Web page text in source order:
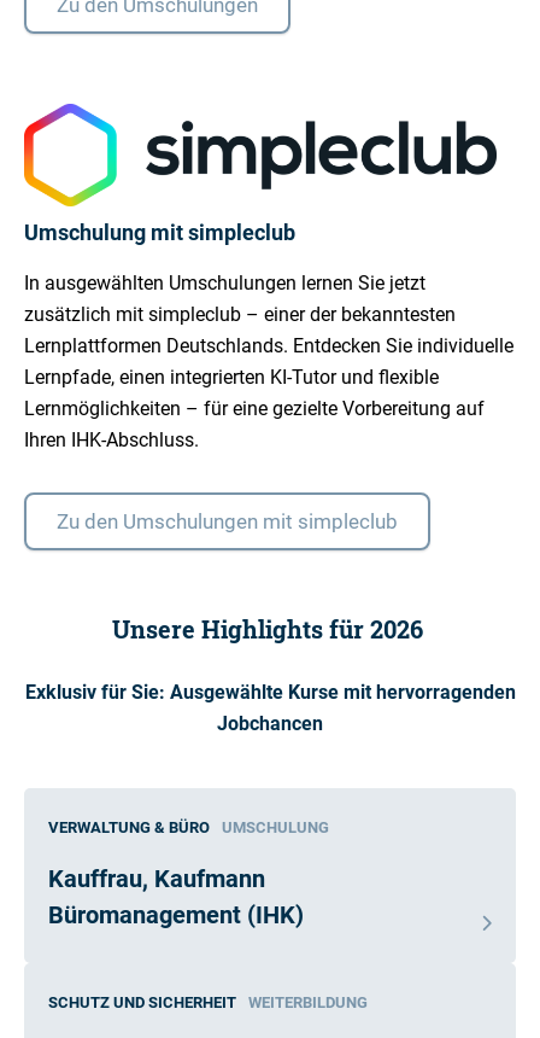
Zu den Umschulungen
Umschulung mit simpleclub
In ausgewählten Umschulungen lernen Sie jetzt
zusätzlich mit simpleclub – einer der bekanntesten
Lernplattformen Deutschlands. Entdecken Sie individuelle
Lernpfade, einen integrierten KI-Tutor und flexible
Lernmöglichkeiten – für eine gezielte Vorbereitung auf
Ihren IHK-Abschluss.
Zu den Umschulungen mit simpleclub
Unsere Highlights für 2026
Exklusiv für Sie: Ausgewählte Kurse mit hervorragenden
Jobchancen
VERWALTUNG & BÜRO UMSCHULUNG
Kauffrau, Kaufmann
Büromanagement (IHK)
SCHUTZ UND SICHERHEIT WEITERBILDUNG